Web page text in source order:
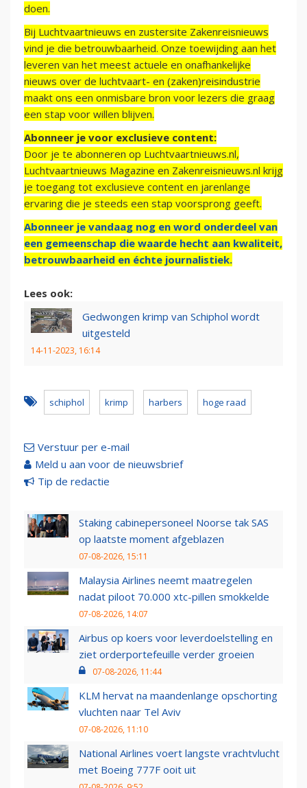
doen.
Bij Luchtvaartnieuws en zustersite Zakenreisnieuws
vind je die betrouwbaarheid. Onze toewijding aan het
leveren van het meest actuele en onafhankelijke
nieuws over de luchtvaart- en (zaken)reisindustrie
maakt ons een onmisbare bron voor lezers die graag
een stap voor willen blijven.
Abonneer je voor exclusieve content:
Door je te abonneren op Luchtvaartnieuws.nl,
Luchtvaartnieuws Magazine en Zakenreisnieuws.nl krijg
je toegang tot exclusieve content en jarenlange
ervaring die je steeds een stap voorsprong geeft.
Abonneer je vandaag nog en word onderdeel van
een gemeenschap die waarde hecht aan kwaliteit,
betrouwbaarheid en échte journalistiek.
Lees ook:
Gedwongen krimp van Schiphol wordt
uitgesteld
14-11-2023, 16:14
schiphol krimp harbers hoge raad
Verstuur per e-mail
Meld u aan voor de nieuwsbrief
Tip de redactie
Staking cabinepersoneel Noorse tak SAS
op laatste moment afgeblazen
07-08-2026, 15:11
Malaysia Airlines neemt maatregelen
nadat piloot 70.000 xtc-pillen smokkelde
07-08-2026, 14:07
Airbus op koers voor leverdoelstelling en
ziet orderportefeuille verder groeien
07-08-2026, 11:44
KLM hervat na maandenlange opschorting
vluchten naar Tel Aviv
07-08-2026, 11:10
National Airlines voert langste vrachtvlucht
met Boeing 777F ooit uit